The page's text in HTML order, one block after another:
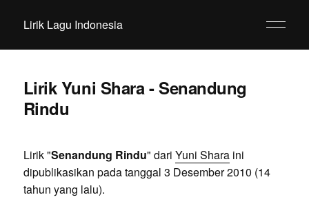
Lirik Lagu Indonesia
Lirik Yuni Shara - Senandung
Rindu
Lirik "Senandung Rindu" dari Yuni Sharaini
dipublikasikan pada tanggal 3 Desember 2010 (14
tahun yang lalu).